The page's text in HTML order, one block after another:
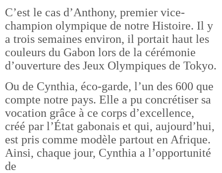
C’est le cas d’Anthony, premier vice-
champion olympique de notre Histoire. Il y
a trois semaines environ, il portait haut les
couleurs du Gabon lors de la cérémonie
d’ouverture des Jeux Olympiques de Tokyo.
Ou de Cynthia, éco-garde, l’un des 600 que
compte notre pays. Elle a pu concrétiser sa
vocation grâce à ce corps d’excellence,
créé par l’État gabonais et qui, aujourd’hui,
est pris comme modèle partout en Afrique.
Ainsi, chaque jour, Cynthia a l’opportunité
de